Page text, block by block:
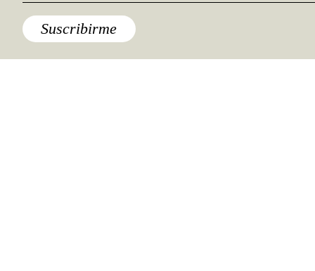
Travesías nació en agosto de 2001 y desde